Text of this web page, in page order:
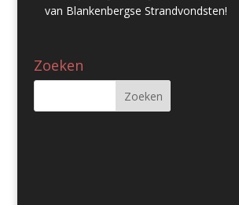
van Blankenbergse Strandvondsten!
Zoeken